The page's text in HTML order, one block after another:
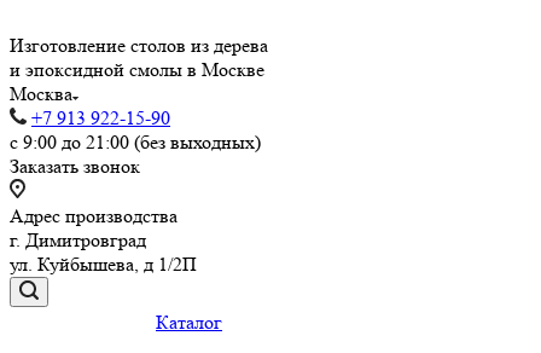
Изготовление столов из дерева
и эпоксидной смолы в Москве
Москва
+7 913 922-15-90
с 9:00 до 21:00 (без выходных)
Заказать звонок
Адрес производства
г. Димитровград
ул. Куйбышева, д 1/2П
Каталог